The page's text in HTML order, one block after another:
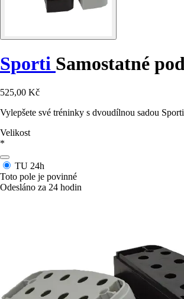
Sporti Samostatné
525,00 Kč
Vylepšete své tréninky s dvoudílnou sadou
Velikost
*
TU 24h
Toto pole je povinné
Odesláno za 24 hodin